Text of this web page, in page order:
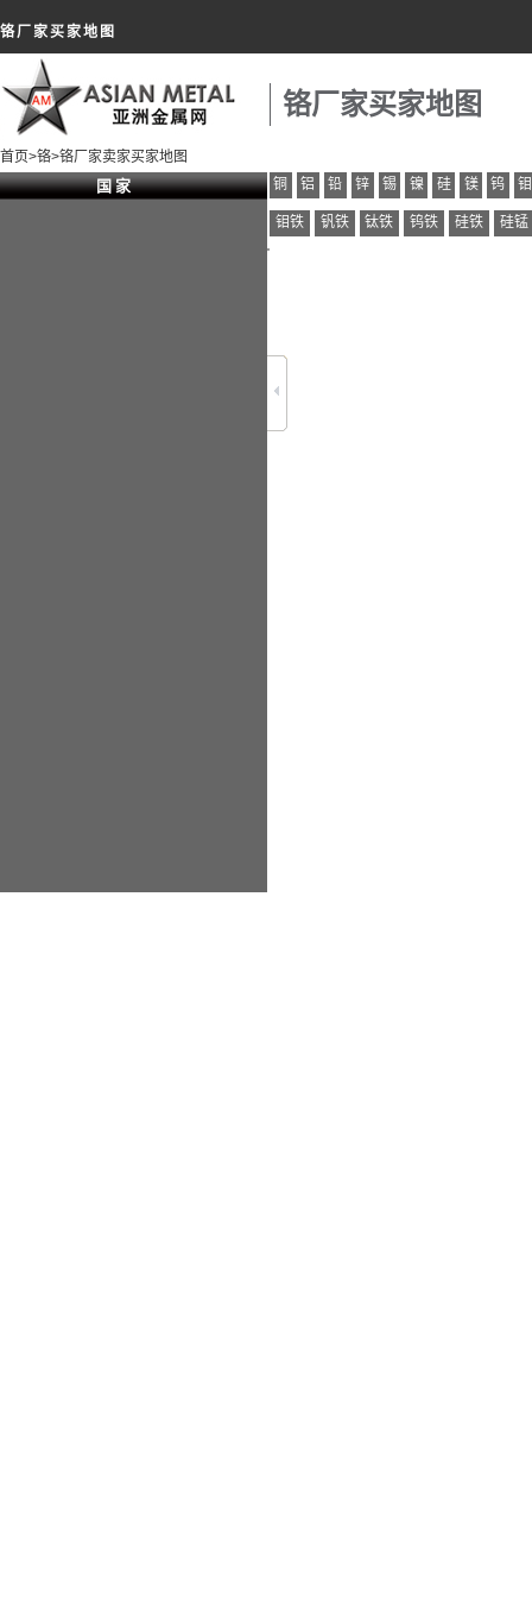
铬厂家买家地图
铬厂家买家地图
首页>铬>铬厂家卖家买家地图
国 家 铜 铝 铅 锌 锡 镍 硅 镁 钨 钼
钼铁 钒铁 钛铁 钨铁 硅铁 硅锰